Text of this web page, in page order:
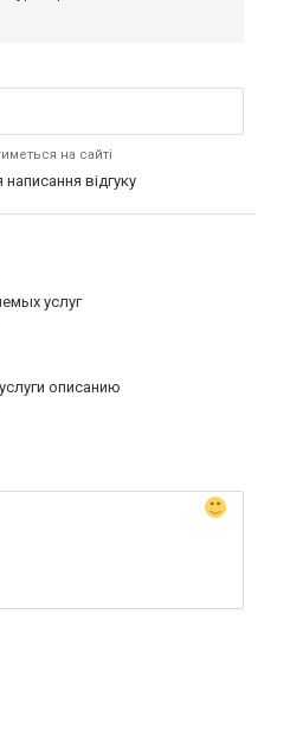
на сайті
написання відгуку
услуг
описанию